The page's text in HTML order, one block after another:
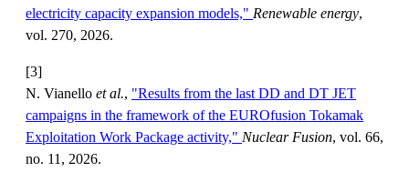
electricity capacity expansion models," Renewable energy,
vol. 270, 2026.
[3]
N. Vianello et al., "Results from the last DD and DT JET
campaigns in the framework of the EUROfusion Tokamak
Exploitation Work Package activity," Nuclear Fusion, vol. 66,
no. 11, 2026.